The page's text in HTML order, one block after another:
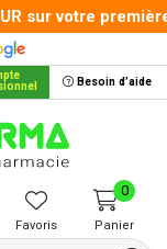
sur votre
Besoin d’aide
Votre pharmacie
Favoris Panier
0